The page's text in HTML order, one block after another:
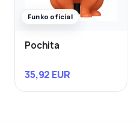
Funko oficial
Pochita
35,92 EUR